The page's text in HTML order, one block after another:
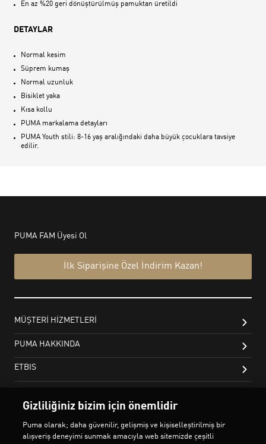
En az %20 geri dönüştürülmüş pamuktan üretildi
DETAYLAR
Normal kesim
Süprem kumaş
Normal uzunluk
Bisiklet yaka
Kısa kollu
PUMA markalama detayları
PUMA Youth stili: 8-16 yaş aralığındaki daha büyük çocuklara tavsiye
edilir.
Gizliliğiniz bizim için önemlidir
Puma olarak; daha güvenilir, gelişmiş ve kişiselleştirilmiş bir
alışveriş deneyimi sunmak amacıyla web sitemizde çeşitli